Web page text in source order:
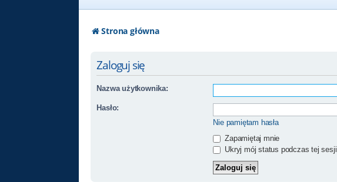
Strona główna
Zaloguj się
Nazwa użytkownika:
Hasło:
Nie pamiętam hasła
Zapamiętaj mnie
Ukryj mój status podczas tej sesji